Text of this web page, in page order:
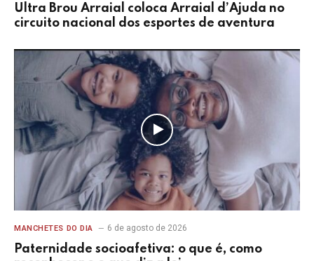
Ultra Brou Arraial coloca Arraial d’Ajuda no
circuito nacional dos esportes de aventura
MANCHETES DO DIA 6 de agosto de 2026
Paternidade socioafetiva: o que é, como